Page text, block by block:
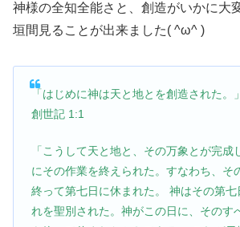
神様の全知全能さと、創造がいかに大
垣間見ることが出来ました( ^ω^ )
「はじめに神は天と地とを創造された。」
‭‭創世記‬ ‭1:1‬
「こうして天と地と、その万象とが完成
にその作業を終えられた。すなわち、そ
終って第七日に休まれた。 神はその第七
れを聖別された。神がこの日に、そのす